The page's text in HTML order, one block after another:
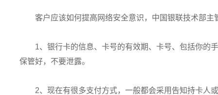
客户应该如何提高网络安全意识，中国银联技术部主
1、银行卡的信息、卡号的有效期、卡号、包括你的
保管好，不要泄露。
2、现在有很多支付方式，一般都会采用告知持卡人